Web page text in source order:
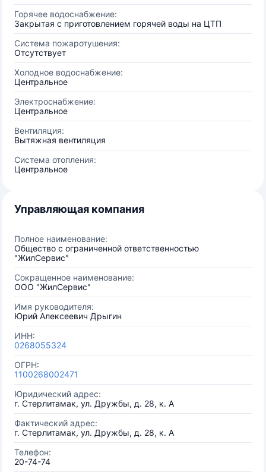
Горячее водоснабжение:
Закрытая с приготовлением горячей воды на ЦТП
Система пожаротушения:
Отсутствует
Холодное водоснабжение:
Центральное
Электроснабжение:
Центральное
Вентиляция:
Вытяжная вентиляция
Система отопления:
Центральное
Управляющая компания
Полное наименование:
Общество с ограниченной ответственностью
"ЖилСервис"
Сокращенное наименование:
ООО "ЖилСервис"
Имя руководителя:
Юрий Алексеевич Дрыгин
ИНН:
0268055324
ОГРН:
1100268002471
Юридический адрес:
г. Стерлитамак, ул. Дружбы, д. 28, к. А
Фактический адрес:
г. Стерлитамак, ул. Дружбы, д. 28, к. А
Телефон:
20-74-74